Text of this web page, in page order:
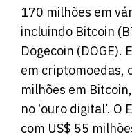
170 milhões em
incluindo Bitcoin
Dogecoin (DOGE).
em criptomoedas,
milhões em
no ‘ouro digital’.
com US$ 55